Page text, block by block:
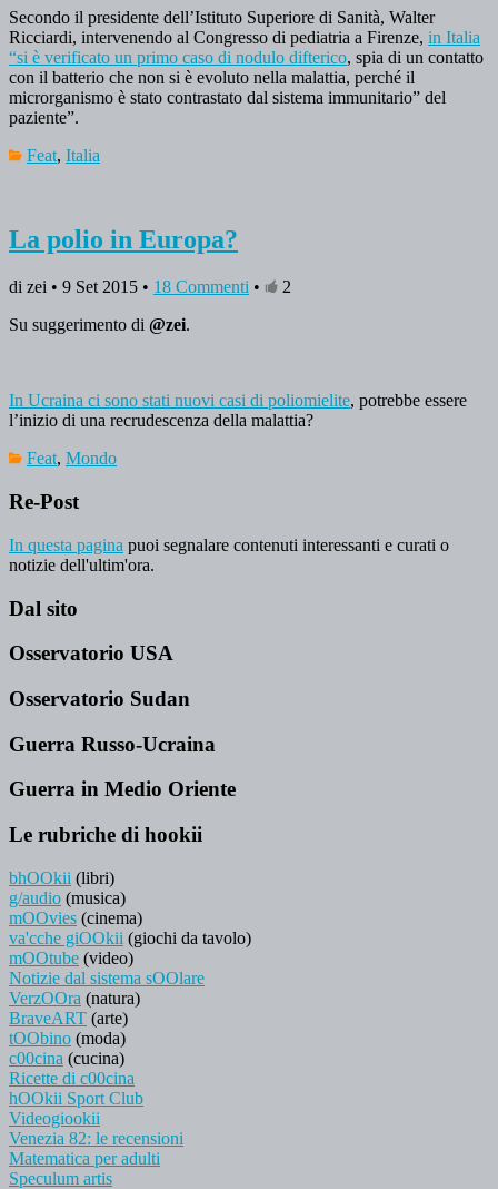
Secondo il presidente dell’Istituto Superiore di Sanità, Walter
Ricciardi, intervenendo al Congresso di pediatria a Firenze, in Italia
“si è verificato un primo caso di nodulo difterico, spia di un contatto
con il batterio che non si è evoluto nella malattia, perché il
microrganismo è stato contrastato dal sistema immunitario” del
paziente”.
Feat, Italia
La polio in Europa?
di zei • 9 Set 2015 • 18 Commenti •
2
Su suggerimento di @zei.
In Ucraina ci sono stati nuovi casi di poliomielite, potrebbe essere
l’inizio di una recrudescenza della malattia?
Feat, Mondo
Re-Post
In questa pagina puoi segnalare contenuti interessanti e curati o
notizie dell'ultim'ora.
Dal sito
Osservatorio USA
Osservatorio Sudan
Guerra Russo-Ucraina
Guerra in Medio Oriente
Le rubriche di hookii
bhOOkii (libri)
g/audio (musica)
mOOvies (cinema)
va'cche giOOkii (giochi da tavolo)
mOOtube (video)
Notizie dal sistema sOOlare
VerzOOra (natura)
BraveART (arte)
tOObino (moda)
c00cina (cucina)
Ricette di c00cina
hOOkii Sport Club
Videogiookii
Venezia 82: le recensioni
Matematica per adulti
Speculum artis